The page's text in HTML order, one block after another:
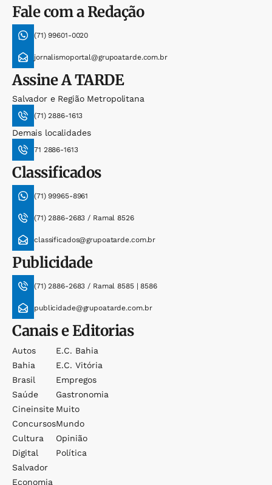
Fale com a Redação
(71) 99601-0020
jornalismoportal@grupoatarde.com.br
AssineA TARDE
Salvador e Região Metropolitana
(71) 2886-1613
Demais localidades
71 2886-1613
Classificados
(71) 99965-8961
(71) 2886-2683 / Ramal 8526
classificados@grupoatarde.com.br
Publicidade
(71) 2886-2683 / Ramal 8585 | 8586
publicidade@grupoatarde.com.br
Canais e Editorias
Autos
Bahia
Brasil
Saúde
Cineinsite
Concursos
Cultura
Digital
Salvador
Economia
E.c. Bahia
E.c. Vitória
Empregos
Gastronomia
Muito
Mundo
Opinião
Política